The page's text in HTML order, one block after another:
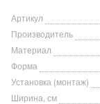
Артикул
Производитель
Материал
Форма
Установка (монтаж)
Ширина, см